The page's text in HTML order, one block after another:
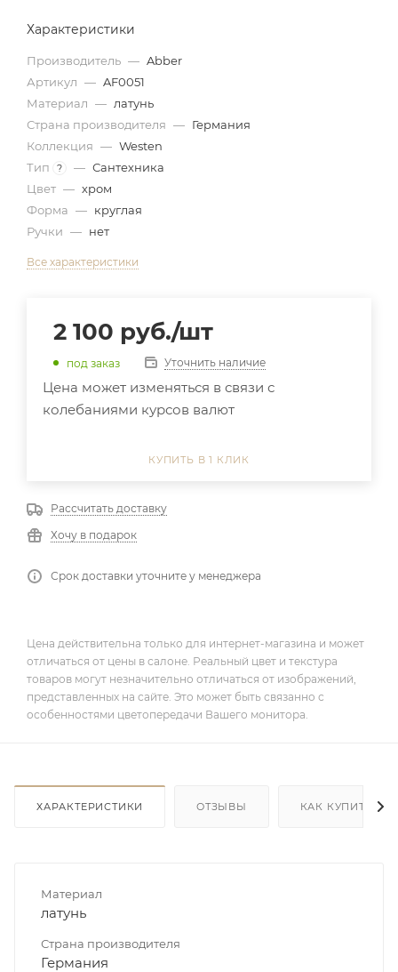
Характеристики
Производитель — Abber
Артикул — AF0051
Материал — латунь
Страна производителя — Германия
Коллекция — Westen
Тип
? — Сантехника
Цвет — хром
Форма — круглая
Ручки — нет
Все характеристики
2 100 руб./шт
под заказ Уточнить наличие
Цена может изменяться в связи с
колебаниями курсов валют
КУПИТЬ В 1 КЛИК
Рассчитать доставку
Хочу в подарок
Срок доставки уточните у менеджера
Цена действительна только для интернет-магазина и может
отличаться от цены в салоне. Реальный цвет и текстура
товаров могут незначительно отличаться от изображений,
представленных на сайте. Это может быть связанно с
особенностями цветопередачи Вашего монитора.
ХАРАКТЕРИСТИКИ ОТЗЫВЫ КАК КУПИТЬ
Материал
латунь
Страна производителя
Германия